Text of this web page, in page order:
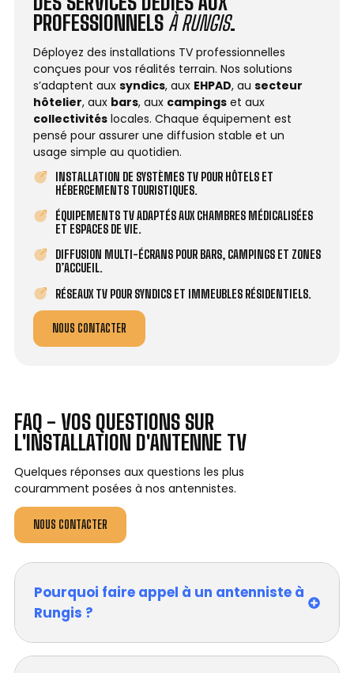
PROFESSIONNELS À RUNGIS.
Déployez des installations TV professionnelles
conçues pour vos réalités terrain. Nos solutions
s’adaptent aux syndics, aux EHPAD, au secteur
hôtelier, aux bars, aux campings et aux
collectivités locales. Chaque équipement est
pensé pour assurer une diffusion stable et un
usage simple au quotidien.
INSTALLATION DE SYSTÈMES TV POUR HÔTELS ET
HÉBERGEMENTS TOURISTIQUES.
ÉQUIPEMENTS TV ADAPTÉS AUX CHAMBRES MÉDICALISÉES
ET ESPACES DE VIE.
DIFFUSION MULTI-ÉCRANS POUR BARS, CAMPINGS ET ZONES
D’ACCUEIL.
RÉSEAUX TV POUR SYNDICS ET IMMEUBLES RÉSIDENTIELS.
NOUS CONTACTER
FAQ - VOS QUESTIONS SUR
L'INSTALLATION D'ANTENNE TV
Quelques réponses aux questions les plus
couramment posées à nos antennistes.
NOUS CONTACTER
Pourquoi faire appel à un antenniste à
Rungis ?